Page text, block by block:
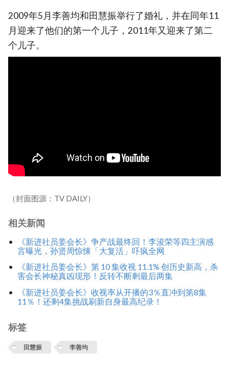
2009年5月李善均和田慧振举行了婚礼，并在同年11
月迎来了他们的第一个儿子，2011年又迎来了第二
个儿子。
（封面图源：TV DAILY）
相关新闻
《新进社员姜会长》争产战最终回！李浚荣等四主演感
言曝光，孙贤周惊悚「大复活」吓疯全网
《新进社员姜会长》第 10 集收视 11.1% 创历史新高，杀
害会长神秘真凶现形！反转不断剩最后两集
《新进社员姜会长》收视率从开播的3％直冲到第8集
11％！还剩4集挑战刷新自身最高纪录！
标签
田慧振 李善均